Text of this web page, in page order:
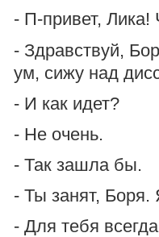
- П-привет,
- Здравствуй,
ум, сижу над
- И как идет?
- Не очень.
- Так зашла бы.
- Ты занят, Боря.
- Для тебя